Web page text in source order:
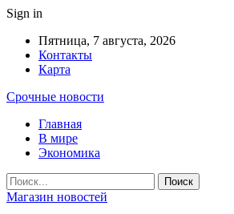
Sign in
Пятница, 7 августа, 2026
Контакты
Карта
Срочные новости
Главная
В мире
Экономика
Магазин новостей